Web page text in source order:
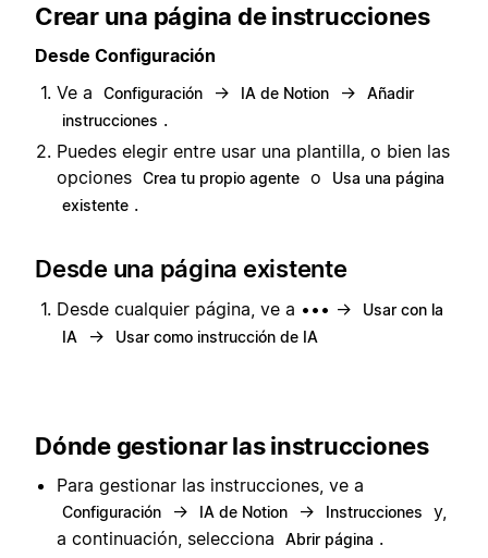
Crear una página de instrucciones
Desde Configuración
Ve a
Configuración → IA de Notion →
Añadir
instrucciones .
Puedes elegir entre usar una plantilla, o bien las
opciones Crea tu propio agente o
Usa una página
existente .
Desde una página existente
Desde cualquier página, ve a ••• →
Usar con la
IA
→ Usar como instrucción de IA
Dónde gestionar las instrucciones
Para gestionar las instrucciones, ve a
Configuración → IA de Notion → Instrucciones
y,
a continuación, selecciona
Abrir página .